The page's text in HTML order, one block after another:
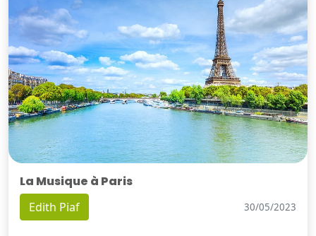
La Musique à Paris
Edith Piaf 30/05/2023